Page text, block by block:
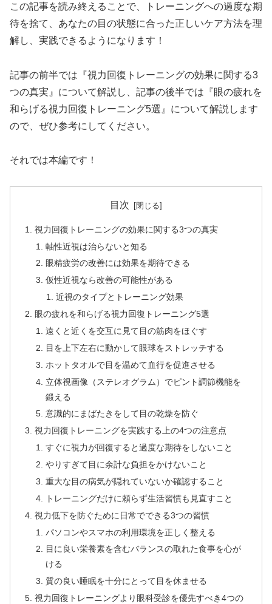
この記事を読み終えることで、トレーニングへの過度な期
待を捨て、あなたの目の状態に合った正しいケア方法を理
解し、実践できるようになります！
記事の前半では『視力回復トレーニングの効果に関する3
つの真実』について解説し、記事の後半では『眼の疲れを
和らげる視力回復トレーニング5選』について解説します
ので、ぜひ参考にしてください。
それでは本編です！
目次
視力回復トレーニングの効果に関する3つの真実
軸性近視は治らないと知る
眼精疲労の改善には効果を期待できる
仮性近視なら改善の可能性がある
近視のタイプとトレーニング効果
眼の疲れを和らげる視力回復トレーニング5選
遠くと近くを交互に見て目の筋肉をほぐす
目を上下左右に動かして眼球をストレッチする
ホットタオルで目を温めて血行を促進させる
立体視画像（ステレオグラム）でピント調節機能を
鍛える
意識的にまばたきをして目の乾燥を防ぐ
視力回復トレーニングを実践する上の4つの注意点
すぐに視力が回復すると過度な期待をしないこと
やりすぎて目に余計な負担をかけないこと
重大な目の病気が隠れていないか確認すること
トレーニングだけに頼らず生活習慣も見直すこと
視力低下を防ぐために日常でできる3つの習慣
パソコンやスマホの利用環境を正しく整える
目に良い栄養素を含むバランスの取れた食事を心が
ける
質の良い睡眠を十分にとって目を休ませる
視力回復トレーニングより眼科受診を優先すべき4つの